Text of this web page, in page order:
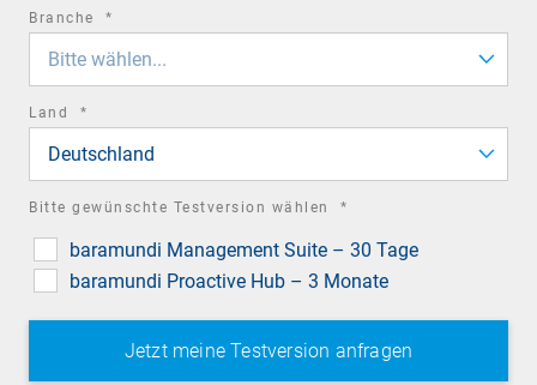
Branche *
Bitte wählen...
Land *
Deutschland
Bitte gewünschte Testversion wählen *
baramundi Management Suite – 30 Tage
baramundi Proactive Hub – 3 Monate